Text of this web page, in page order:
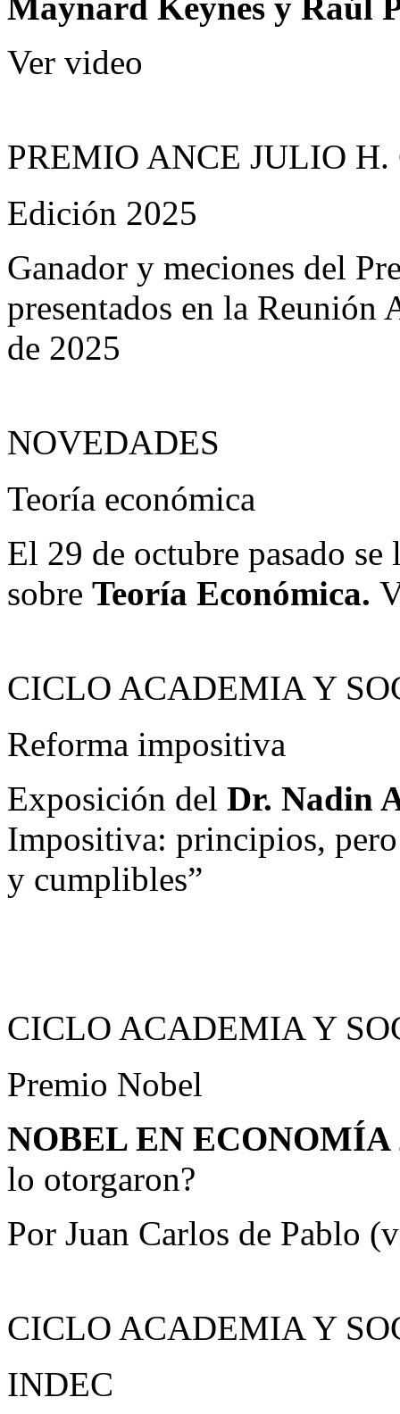
Ver video
PREMIO ANCE JULIO
Edición 2025
Ganador y meciones del
presentados en la
de 2025
NOVEDADES
Teoría económica
El 29 de octubre pasado
sobre Teoría Económica.
CICLO ACADEMIA Y
Reforma impositiva
Exposición del Dr. Nadin
Impositiva: principios, pero
y cumplibles”
CICLO ACADEMIA Y
Premio Nobel
NOBEL EN ECONOMÍA
lo otorgaron?
Por Juan Carlos de Pablo
CICLO ACADEMIA Y
INDEC